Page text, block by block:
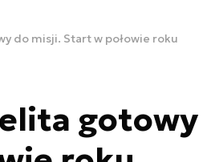
do misji. Start w połowie roku
gotowy